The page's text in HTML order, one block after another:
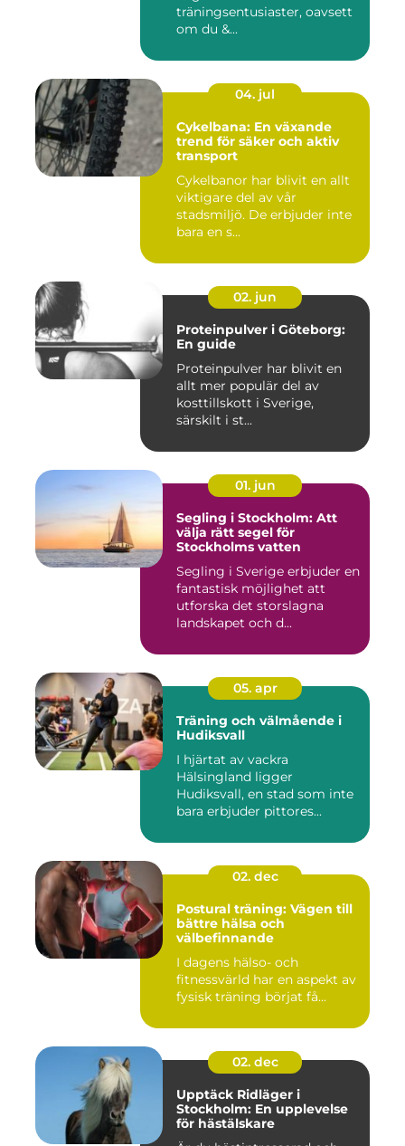
träningsentusiaster, oavsett
om du &...
04. jul
Cykelbana: En växande
trend för säker och aktiv
transport
Cykelbanor har blivit en allt
viktigare del av vår
stadsmiljö. De erbjuder inte
bara en s...
02. jun
Proteinpulver i Göteborg:
En guide
Proteinpulver har blivit en
allt mer populär del av
kosttillskott i Sverige,
särskilt i st...
01. jun
Segling i Stockholm: Att
välja rätt segel för
Stockholms vatten
Segling i Sverige erbjuder en
fantastisk möjlighet att
utforska det storslagna
landskapet och d...
05. apr
Träning och välmående i
Hudiksvall
I hjärtat av vackra
Hälsingland ligger
Hudiksvall, en stad som inte
bara erbjuder pittores...
02. dec
Postural träning: Vägen till
bättre hälsa och
välbefinnande
I dagens hälso- och
fitnessvärld har en aspekt av
fysisk träning börjat få...
02. dec
Upptäck Ridläger i
Stockholm: En upplevelse
för hästälskare